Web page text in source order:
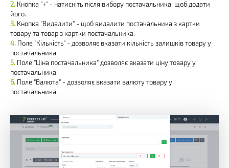
Кнопка "+" - натисніть після вибору постачальника, щоб додати
його.
Кнопка "Видалити" - щоб видалити постачальника з картки
товару та товар з картки постачальника.
Поле "Кількість" - дозволяє вказати кількість залишків товару у
постачальника.
Поле "Ціна постачальника" дозволяє вказати ціну товару у
постачальника.
Поле "Валюта" - дозволяє вказати валюту товару у
постачальника.